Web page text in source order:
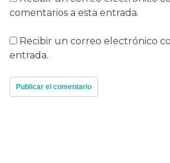
comentarios a esta entrada.
Recibir un correo electrónico
entrada.